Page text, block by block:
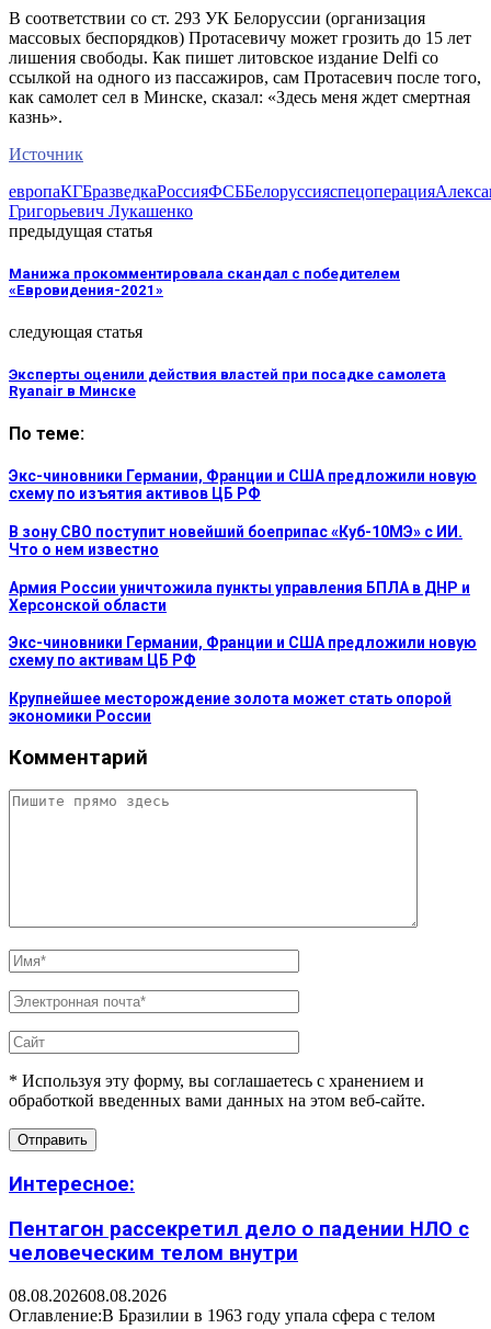
В соответствии со ст. 293 УК Белоруссии (организация
массовых беспорядков) Протасевичу может грозить до 15 лет
лишения свободы. Как пишет литовское издание Delfi со
ссылкой на одного из пассажиров, сам Протасевич после того,
как самолет сел в Минске, сказал: «Здесь меня ждет смертная
казнь».
Источник
европаКГБразведкаРоссияФСББелоруссияспецоперация
Григорьевич Лукашенко
предыдущая статья
Манижа прокомментировала скандал с победителем
«Евровидения-2021»
следующая статья
Эксперты оценили действия властей при посадке самолета
Ryanair в Минске
По теме:
Экс-чиновники Германии, Франции и США предложили новую
схему по изъятия активов ЦБ РФ
В зону СВО поступит новейший боеприпас «Куб-10МЭ» с ИИ.
Что о нем известно
Армия России уничтожила пункты управления БПЛА в ДНР и
Херсонской области
Экс-чиновники Германии, Франции и США предложили новую
схему по активам ЦБ РФ
Крупнейшее месторождение золота может стать опорой
экономики России
Комментарий
* Используя эту форму, вы соглашаетесь с хранением и
обработкой введенных вами данных на этом веб-сайте.
Интересное:
Пентагон рассекретил дело о падении НЛО с
человеческим телом внутри
08.08.202608.08.2026
Оглавление:В Бразилии в 1963 году упала сфера с телом